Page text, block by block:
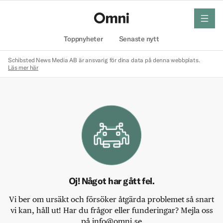
Toppnyheter Senaste nytt
meny
Schibsted News Media AB är ansvarig för dina data på denna webbplats.
Läs mer här
Oj! Något har gått fel.
Vi ber om ursäkt och försöker åtgärda problemet så snart
vi kan, håll ut! Har du frågor eller funderingar? Mejla oss